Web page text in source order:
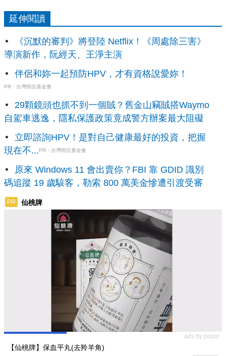
延伸閱讀
《沉默的審判》將登陸 Netflix！《周處除三害》
導演新作，阮經天、王淨主演
伴侶和妳一起預防HPV，才有資格說愛妳！
PR・台灣癌症基金會
29顆鏡頭也抓不到一個賊？舊金山竊賊搭Waymo
自駕車逃逸，隱私保護政策竟成警方辦案最大阻礙
立即諮詢HPV！是對自己健康最好的投資，把握
現在不...PR・台灣癌症基金會
原來 Windows 11 會出賣你？FBI 靠 GDID 識別
碼追蹤 19 歲駭客，勒索 800 萬美金慘遭引渡受審
PR 仙桃牌
ads by popIn
【仙桃牌】保血平丸(去羚羊角)